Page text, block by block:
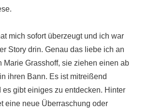
mich sofort überzeugt und ich war
Story drin. Genau das liebe ich an
Marie Grasshoff, sie ziehen einen ab
ihren Bann. Es ist mitreißend
es gibt einiges zu entdecken. Hinter
eine neue Überraschung oder